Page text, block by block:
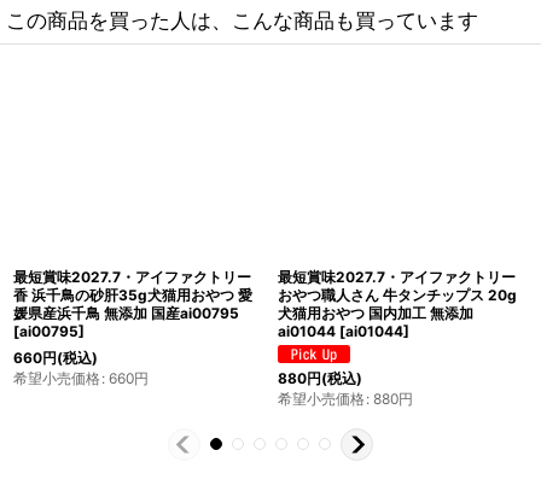
この商品を買った人は、こんな商品も買っています
最短賞味2027.5・アイファクトリー
香 きびなご 160g 犬猫用おやつ・国
産・無添加 ai00832 [ai00832]
1,980円(税込)
希望小売価格
最短賞味2027.6・アイファクトリー
香 かつおビッツ 50g犬猫用おやつ 国
産 無添加ai00788 [ai00788]
660円(税込)
希望小売価格